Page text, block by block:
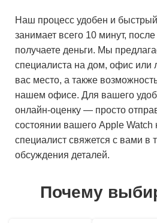
Наш процесс удобен и
занимает всего 10 минут,
получаете деньги. Мы
специалиста на дом, офис или
вас место, а также
нашем офисе. Для вашего
онлайн-оценку — просто
состоянии вашего Apple Watch
специалист свяжется с вами в
обсуждения деталей.
Почему